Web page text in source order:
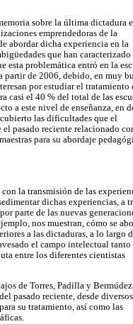
sobre la última dictadura
emprendedoras de la
abordar dicha experiencia en la
que han caracterizado
esta problemática entró en la
partir de 2006, debido, en muy
por estudiar el tratamiento
casi el 40 % del total de las
a este nivel de enseñanza, en
las dificultades que el
pasado reciente relacionado
para su abordaje
la transmisión de las
dichas experiencias, a
parte de las nuevas
nos muestran, cómo se
a las dictaduras, a lo largo
el campo intelectual tanto
entre los diferentes cientistas
de Torres, Padilla y
pasado reciente, desde diversos
su tratamiento, así como las